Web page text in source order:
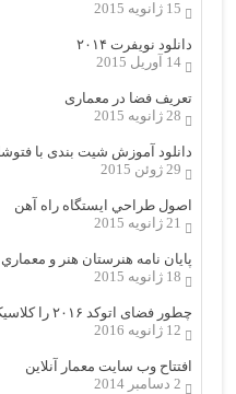
15 ژانویه 2015
دانلود نویفرت ۲۰۱۴
14 آوریل 2015
تعریف فضا در معماری
28 ژانویه 2015
دانلود آموزش شیت بندی با
29 ژوئن 2015
اصول طراحي ایستگاه راه آهن
21 ژانویه 2015
پایان نامه هنرستان هنر و معماري
18 ژانویه 2015
چطور فضای اتوکد ۲۰۱۶ را کلاسیک کنیم؟
12 ژانویه 2016
افتتاح وب سایت معمار آنلاین
2 دسامبر 2014